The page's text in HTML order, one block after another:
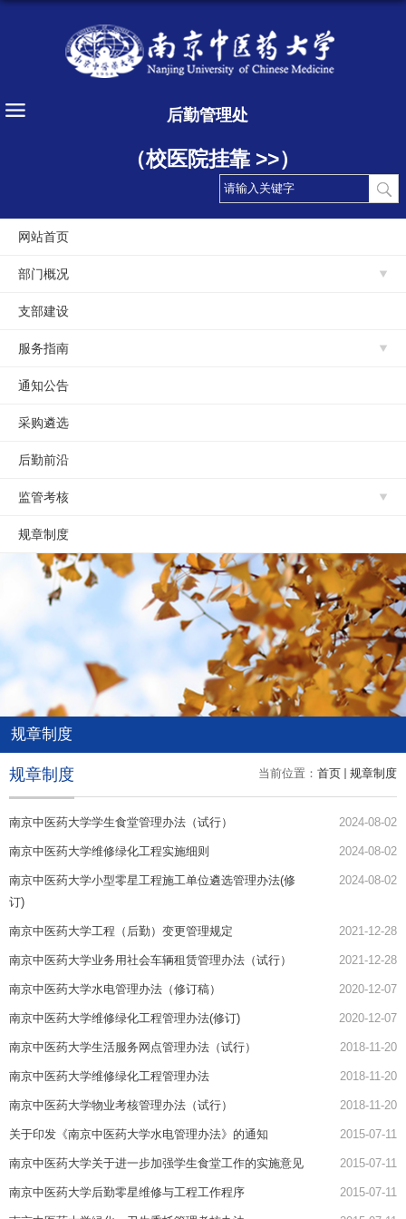
后勤管理处
（校医院挂靠 >>）
网站首页
部门概况
支部建设
服务指南
通知公告
采购遴选
后勤前沿
监管考核
规章制度
规章制度
当前位置： 首页 规章制度
规章制度
南京中医药大学学生食堂管理办法（试行） 2024-08-02
南京中医药大学维修绿化工程实施细则 2024-08-02
南京中医药大学小型零星工程施工单位遴选管理办法(修
订)
2024-08-02
南京中医药大学工程（后勤）变更管理规定 2021-12-28
南京中医药大学业务用社会车辆租赁管理办法（试行） 2021-12-28
南京中医药大学水电管理办法（修订稿） 2020-12-07
南京中医药大学维修绿化工程管理办法(修订) 2020-12-07
南京中医药大学生活服务网点管理办法（试行） 2018-11-20
南京中医药大学维修绿化工程管理办法 2018-11-20
南京中医药大学物业考核管理办法（试行） 2018-11-20
关于印发《南京中医药大学水电管理办法》的通知 2015-07-11
南京中医药大学关于进一步加强学生食堂工作的实施意见 2015-07-11
南京中医药大学后勤零星维修与工程工作程序 2015-07-11